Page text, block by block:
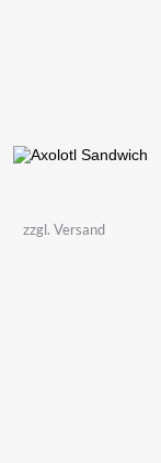
zzgl. Versand